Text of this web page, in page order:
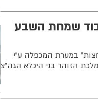
שמחת השבע
במערת המכפלה ע"י
הזוהר בני היכלא הגה"צ